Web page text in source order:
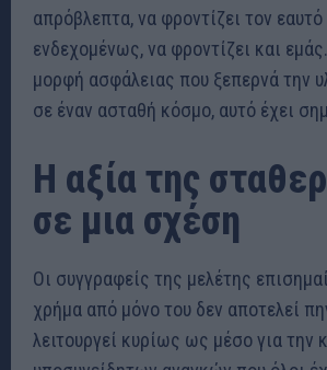
απρόβλεπτα, να φροντίζει τον εαυτό
ενδεχομένως, να φροντίζει και
μορφή ασφάλειας που ξεπερνά την
σε έναν ασταθή κόσμο, αυτό έχει
Η αξία της
σε μια σχέση
Οι συγγραφείς της μελέτης
χρήμα από μόνο του δεν αποτελεί
λειτουργεί κυρίως ως μέσο για την